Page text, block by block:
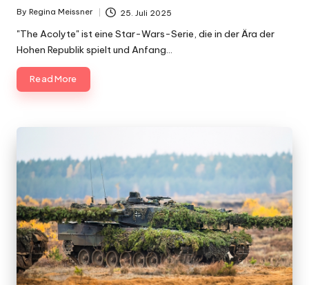
Posted
By Regina Meissner 25. Juli 2025
"The Acolyte" ist eine Star-Wars-Serie, die in der Ära der
Hohen Republik spielt und Anfang…
Read More